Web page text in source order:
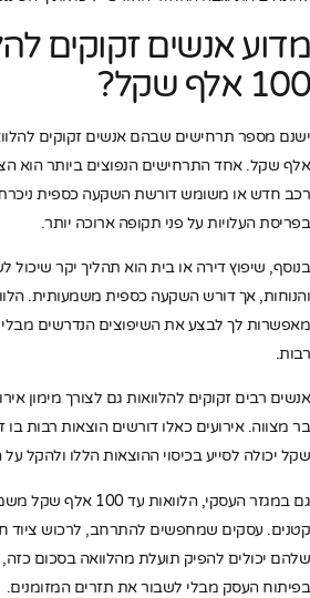
מדוע אנשים זקוקים
100 אלף שקל?
אלף שקל. אחד התרחישים הנפוצים ביותר הוא
רכב חדש או משומש דורשת השקעה כספית ניכרת,
בפריסת העלויות על פני תקופה ארוכה יותר.
בנוסף, שיפוץ דירה או בית הוא תהליך יקר שיכול
והנוחות, אך דורש השקעה כספית משמעותית.
מאפשרות לך לבצע את השיפוצים הנדרשים
רבות.
אנשים רבים זקוקים להלוואות גם לצורך מימון
שקל יכולה לסייע בכיסוי ההוצאות הללו ולהקל
גם במגזר העסקי,
קטנים. עסקים שמחפשים להתרחב, לרכוש ציוד
שלהם יכולים להפיק תועלת מהלוואה בסכום
בפיתוח העסק מבלי לשבור את תזרים המזומנים.